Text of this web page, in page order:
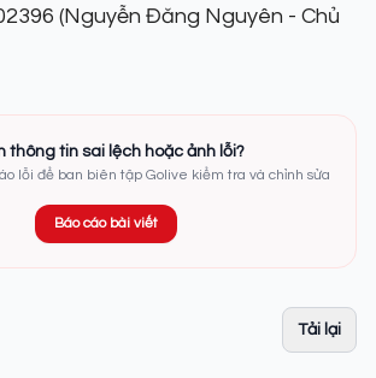
(Nguyễn Đăng Nguyên - Chủ
thông tin sai lệch hoặc ảnh lỗi?
lỗi để ban biên tập Golive kiểm tra và chỉnh sửa
Báo cáo bài viết
Tải lại